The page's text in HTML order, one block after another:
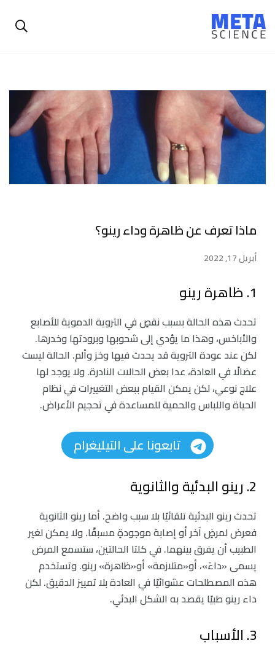
ماذا تعرف عن ظاهرة وداء رينو؟
أبريل 17, 2022
1. ظاهرة رينو
تحدث هذه الحالة بسبب نقصٍ في التروية الدموية للأصابع
والأباخس، وهذا ما يؤدي إلى شحوبها وبرودتها وخدرها.
لكن عند عودة التروية قد يحدث فيها وخز وألم. الحالة ليست
عضالًا في العادة، عدا بعض الحالات النادرة. ولا يوجد لها
علاج نوعي، لكن يمكن القيام ببعض التغييرات في نظام
الحياة واللباس والحمية للمساعدة في تحجيم الأعراض.
تابعونا على التيليغرام
2. رينو البدئية والثانوية
تحدث رينو البدئية تلقائيًا بلا سبب واضح. أما رينو الثانوية
فعرض لمرضٍ آخر أو إصابة موجودةٍ مسبقًا. ولا يمكن لغير
الطبيب أن يفرق بينهما. في كلتا الحالتين، ستسمع المرض
يسمى «داءَ»، أو«متلازمة» أو«ظاهرة» رينو. وتستخدم
هذه المصطلحات عشوائيًا في العادة بلا تمييز الدقيق. لكن
داء رينو طبيًا يقصد به الشكل البدئي.
3. الأسباب